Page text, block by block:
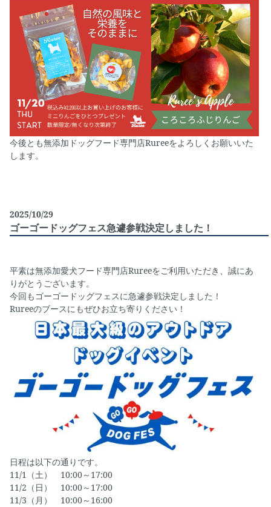
今後とも無添加ドッグフード専門店Rureeをよろしくお願いいた
します。
2025/10/29
ゴーゴードッグフェス急遽参戦決定しました！
平素は無添加愛犬フード専門店Rureeをご利用いただき、誠にあ
りがとうございます。
今回もゴーゴードッグフェスに急遽参戦決定しました！
Rureeのブースにもぜひお立ち寄りください！
日程は以下の通りです。
11/1（土） 10:00～17:00
11/2（日） 10:00～17:00
11/3（月） 10:00～16:00